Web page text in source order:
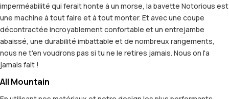
imperméabilité qui ferait honte à un morse, la bavette Notorious est
une machine à tout faire et à tout monter. Et avec une coupe
décontractée incroyablement confortable et un entrejambe
abaissé, une durabilité imbattable et de nombreux rangements,
nous ne t'en voudrons pas si tu ne le retires jamais. Nous on l'a
jamais fait !
All Mountain